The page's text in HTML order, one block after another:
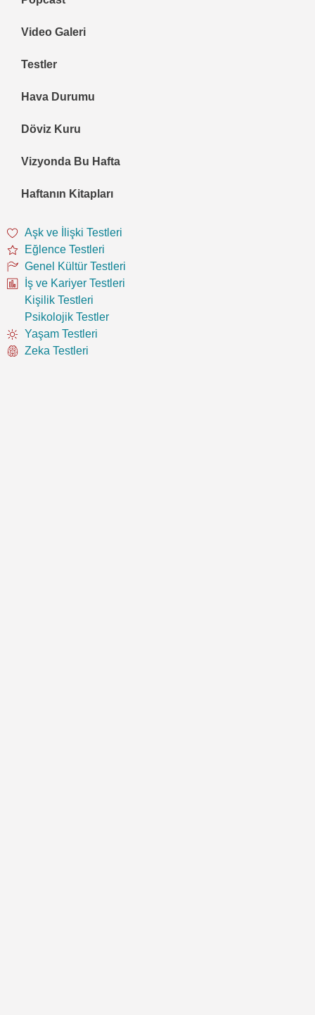
Video Galeri
Testler
Hava Durumu
Döviz Kuru
Vizyonda Bu Hafta
Haftanın Kitapları
Aşk ve İlişki Testleri
Eğlence Testleri
Genel Kültür Testleri
İş ve Kariyer Testleri
Kişilik Testleri
Psikolojik Testler
Yaşam Testleri
Zeka Testleri